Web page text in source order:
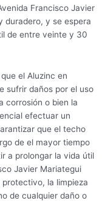
Francisco Javier
duradero, y se espera
de entre veinte y 30
el Aluzinc en
sufrir daños por el uso
corrosión o bien la
efectuar un
que el techo
de el mayor tiempo
a prolongar la vida útil
Javier Mariategui
la limpieza
de cualquier daño o